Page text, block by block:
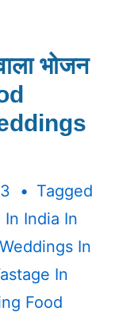
भोजन
Tagged
In India In
In
In
Food